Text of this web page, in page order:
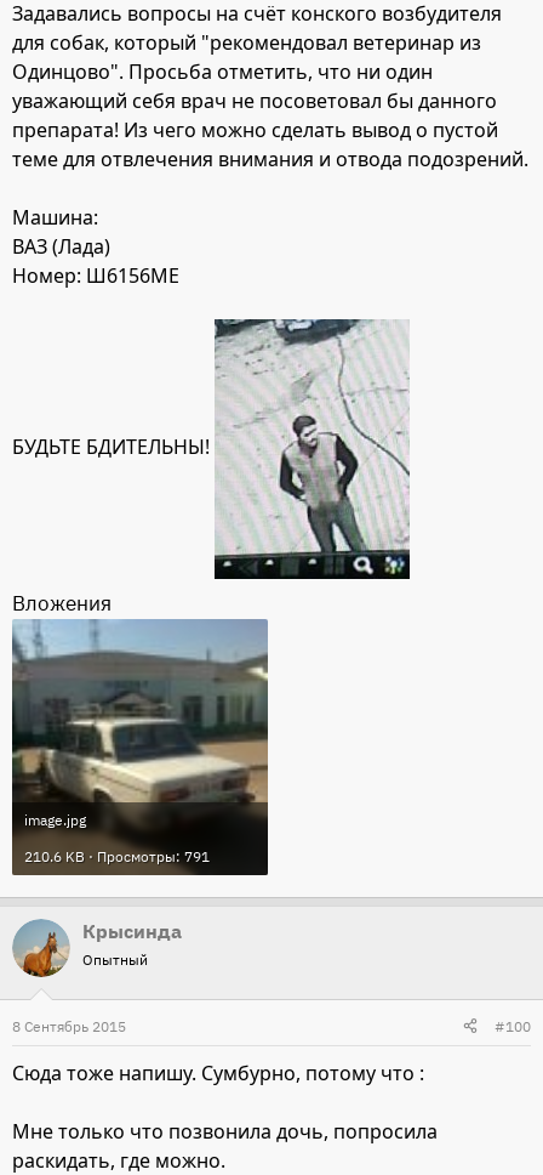
Задавались вопросы на счёт конского возбудителя
для собак, который "рекомендовал ветеринар из
Одинцово". Просьба отметить, что ни один
уважающий себя врач не посоветовал бы данного
препарата! Из чего можно сделать вывод о пустой
теме для отвлечения внимания и отвода подозрений.
Машина:
ВАЗ (Лада)
Номер: Ш6156МЕ
БУДЬТЕ БДИТЕЛЬНЫ!
Вложения
image.jpg
210.6 KB · Просмотры: 791
Крысинда
Опытный
8 Сентябрь 2015 #100
Сюда тоже напишу. Сумбурно, потому что :
Мне только что позвонила дочь, попросила
раскидать, где можно.